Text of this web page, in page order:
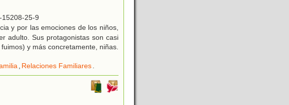
15208-25-9
y por las emociones de los niños,
adulto. Sus protagonistas son casi
y más concretamente, niñas.
, Relaciones Familiares.